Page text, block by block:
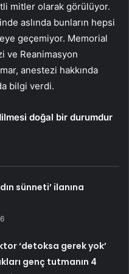
mitler olarak görülüyor.
aslında bunların hepsi
geçemiyor. Memorial
ve Reanimasyon
anestezi hakkında
bilgi verdi.
doğal bir durumdur
sünneti’ ilanına
‘detoksa gerek yok’
genç tutmanın 4